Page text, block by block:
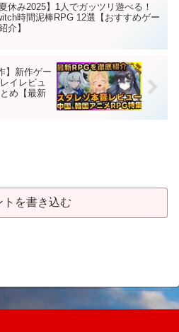
夏休み2025】1人でガッツリ遊べる！
時間泥棒RPG 12選【おすすめゲー
介】
】新作ゲー
イレビュ
め【最新
トを書き込む